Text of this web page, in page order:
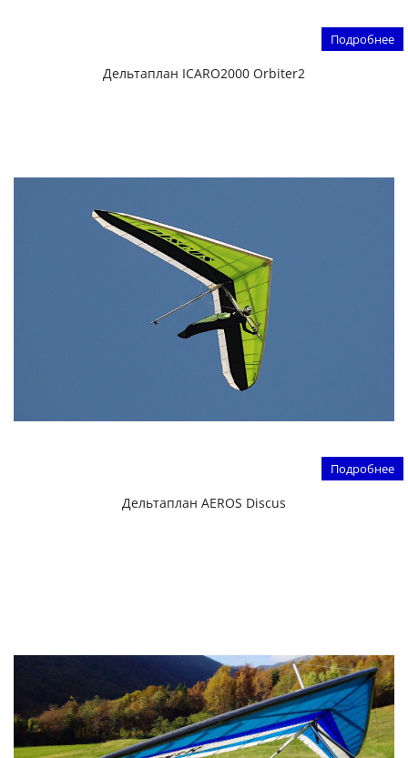
Подробнее
Дельтаплан ICARO2000 Orbiter2
Подробнее
Дельтаплан AEROS Discus